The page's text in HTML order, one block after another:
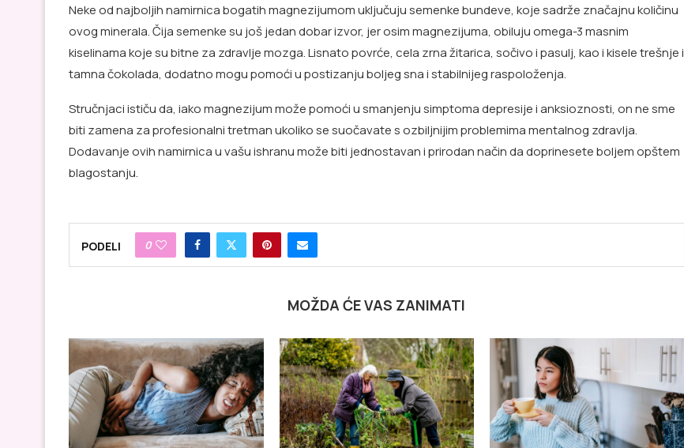
Neke od najboljih namirnica bogatih magnezijumom uključuju semenke bundeve, koje sadrže značajnu količinu
ovog minerala. Čija semenke su još jedan dobar izvor, jer osim magnezijuma, obiluju omega-3 masnim
kiselinama koje su bitne za zdravlje mozga. Lisnato povrće, cela zrna žitarica, sočivo i pasulj, kao i kisele trešnje i
tamna čokolada, dodatno mogu pomoći u postizanju boljeg sna i stabilnijeg raspoloženja.
Stručnjaci ističu da, iako magnezijum može pomoći u smanjenju simptoma depresije i anksioznosti, on ne sme
biti zamena za profesionalni tretman ukoliko se suočavate s ozbiljnijim problemima mentalnog zdravlja.
Dodavanje ovih namirnica u vašu ishranu može biti jednostavan i prirodan način da doprinesete boljem opštem
blagostanju.
PODELI 0
MOŽDA ĆE VAS ZANIMATI